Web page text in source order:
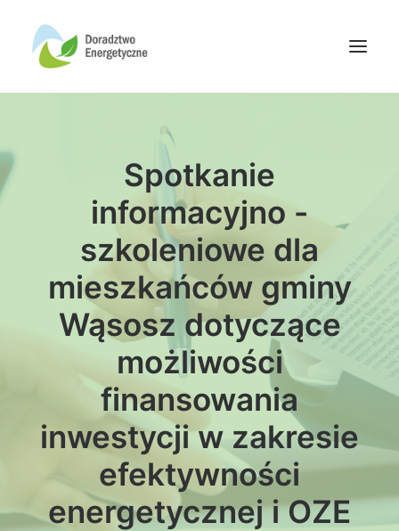
Wydarzenia
Oferta finansowania
Media
Kontakt
Wyszukiwanie
Spotkanie
informacyjno -
szkoleniowe dla
mieszkańców gminy
Wąsosz dotyczące
możliwości
finansowania
inwestycji w zakresie
efektywności
energetycznej i OZE